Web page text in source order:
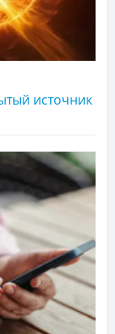
источник